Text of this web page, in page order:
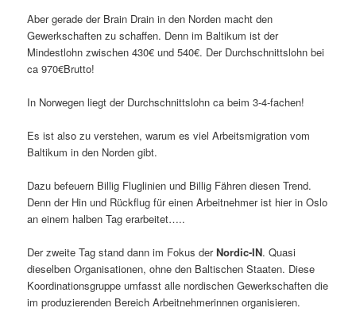
Aber gerade der Brain Drain in den Norden macht den
Gewerkschaften zu schaffen. Denn im Baltikum ist der
Mindestlohn zwischen 430€ und 540€. Der Durchschnittslohn bei
ca 970€Brutto!
In Norwegen liegt der Durchschnittslohn ca beim 3-4-fachen!
Es ist also zu verstehen, warum es viel Arbeitsmigration vom
Baltikum in den Norden gibt.
Dazu befeuern Billig Fluglinien und Billig Fähren diesen Trend.
Denn der Hin und Rückflug für einen Arbeitnehmer ist hier in Oslo
an einem halben Tag erarbeitet…..
Der zweite Tag stand dann im Fokus derNordic-IN. Quasi
dieselben Organisationen, ohne den Baltischen Staaten. Diese
Koordinationsgruppe umfasst alle nordischen Gewerkschaften die
im produzierenden Bereich Arbeitnehmerinnen organisieren.